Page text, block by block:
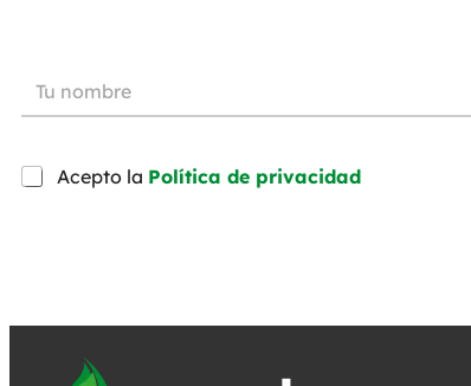
Acepto la Política de privacidad